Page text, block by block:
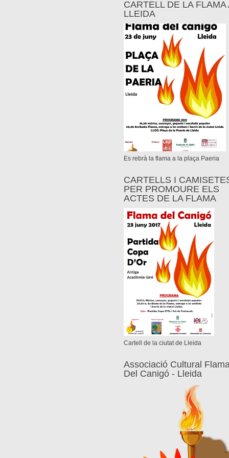
CARTELL DE LA FLAMA
LLEIDA
Es rebrà la flama a la plaça Paeria
CARTELLS I
PER PROMOURE ELS
ACTES DE LA FLAMA
Cartell de la ciutat de Lleida
Associació Cultural
Del Canigó - Lleida